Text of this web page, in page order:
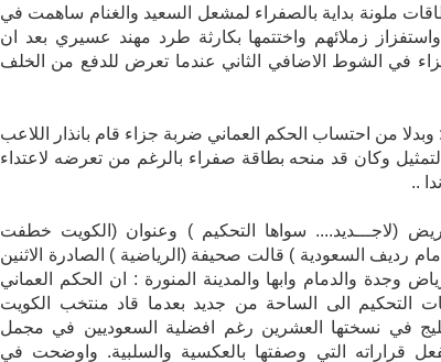
ملونة بداية بالصفراء لمشعل السعيد والغنام ساهمت في
زملائهم واختتمها بكارثة طرد مهند عسيري بعد ان
في الشوط الاضافي الثاني عندما تعرض للدفع من الخلف
من احتساب الحكم العماني ضربة جزاء قام بانذار اللاعب
وكان قد منحه بطاقة صفراء بالرغم من تعرضه لاعتداء
..
(لاجـــديد.... سواها التحكيم ) وعنوان (الكويت خطفت
رديف السعودية ) قالت صحيفة (الرياضية ) الصادرة الاثنين
وجدة والدمام وابها والمدينة المنورة : ان الحكم العماني
التحكيم الى الساحة من جديد بعدما قاد منتخب الكويت
في نسختها العشرين رغم افضلية السعوديين في مجمل
قراراته التي وصفتها بالعكسية والسلبية. واوضحت في